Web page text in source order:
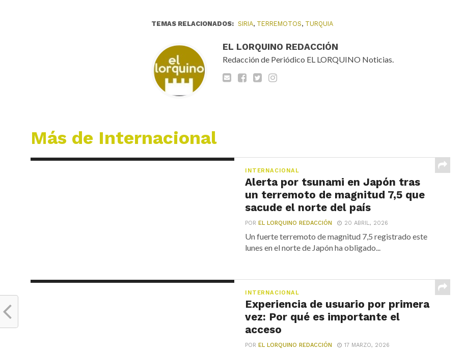
TEMAS RELACIONADOS: SIRIA, TERREMOTOS, TURQUIA
EL LORQUINO REDACCIÓN
Redacción de Periódico EL LORQUINO Noticias.
Más de Internacional
INTERNACIONAL
Alerta por tsunami en Japón tras
un terremoto de magnitud 7,5 que
sacude el norte del país
POREL LORQUINO REDACCIÓN 20 ABRIL, 2026
Un fuerte terremoto de magnitud 7,5 registrado este
lunes en el norte de Japón ha obligado...
INTERNACIONAL
Experiencia de usuario por primera
vez: Por qué es importante el
acceso
POREL LORQUINO REDACCIÓN 17 MARZO, 2026